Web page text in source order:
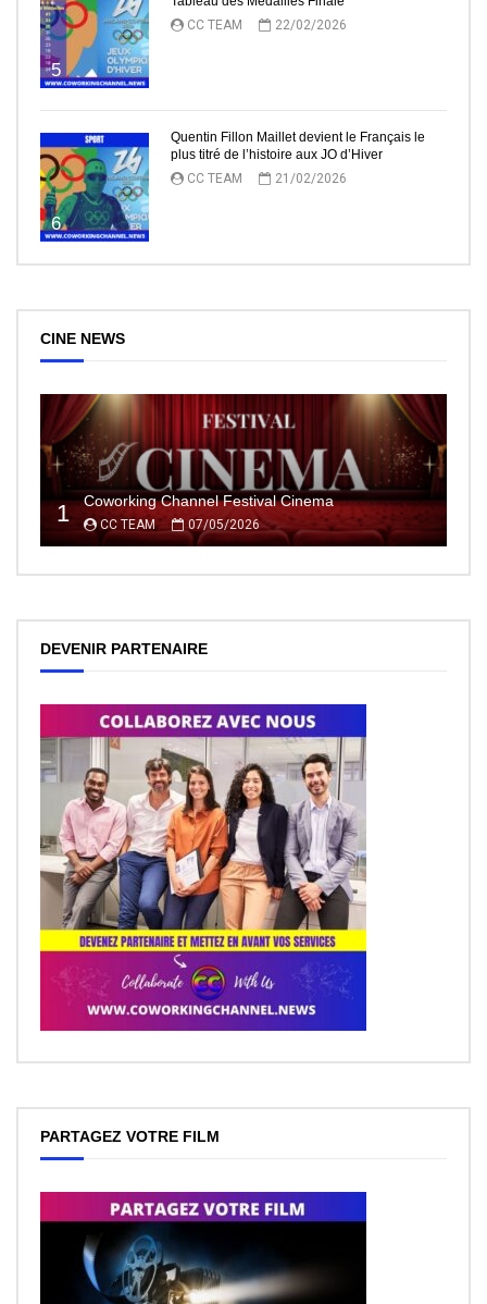
5
CC TEAM
22/02/2026
6
Quentin Fillon Maillet devient le Français le
plus titré de l’histoire aux JO d’Hiver
CC TEAM
21/02/2026
CINE NEWS
1 Coworking Channel Festival Cinema
CC TEAM 07/05/2026
DEVENIR PARTENAIRE
PARTAGEZ VOTRE FILM